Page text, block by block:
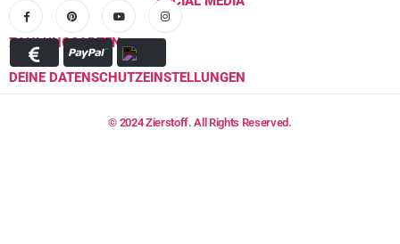
ZAHLUNGSARTEN
DEINE DATENSCHUTZEINSTELLUNGEN
© 2024 Zierstoff. All Rights Reserved.